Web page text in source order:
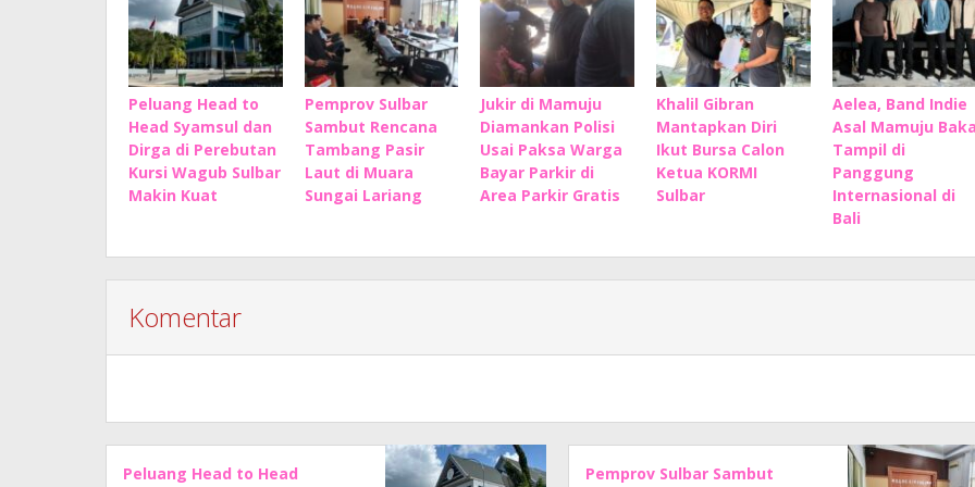
Peluang Head to
Head Syamsul dan
Dirga di Perebutan
Kursi Wagub Sulbar
Makin Kuat
Pemprov Sulbar
Sambut Rencana
Tambang Pasir
Laut di Muara
Sungai Lariang
Jukir di Mamuju
Diamankan Polisi
Usai Paksa Warga
Bayar Parkir di
Area Parkir Gratis
Khalil Gibran
Mantapkan Diri
Ikut Bursa Calon
Ketua KORMI
Sulbar
Aelea, Band Indie
Asal Mamuju
Tampil di
Panggung
Internasional di
Bali
Komentar
Peluang Head to Head
Pemprov Sulbar Sambut